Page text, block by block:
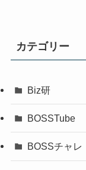
カテゴリー
Biz研
BOSSTube
BOSSチャレ